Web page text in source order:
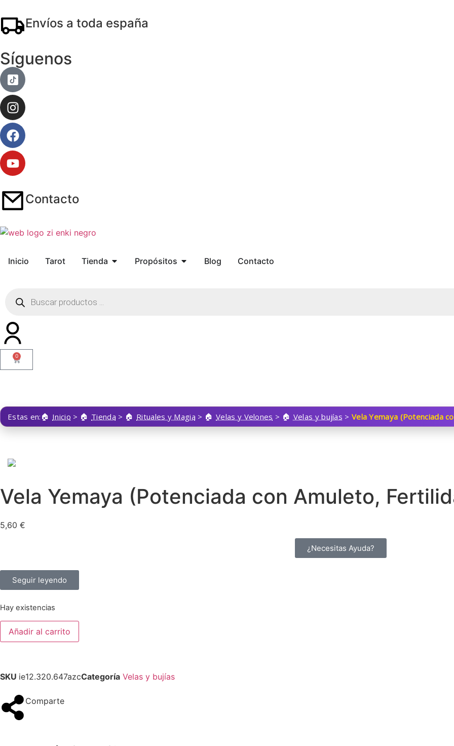
Envíos a toda españa
Síguenos
Contacto
Inicio Tarot Tienda Propósitos Blog Contacto
0
Estas en: Inicio > Tienda > Rituales y Magia > Velas y Velones > Velas y bujías > Vela Yemaya (Potenciada
Vela Yemaya (Potenciada con Amuleto,
5,60 €
¿Necesitas Ayuda?
Seguir leyendo
Hay existencias
Añadir al carrito
SKU ie12.320.647azcCategoría Velas y bujías
Comparte